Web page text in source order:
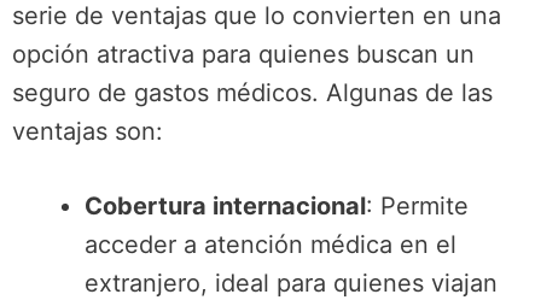
serie de ventajas que lo convierten en una
opción atractiva para quienes buscan un
seguro de gastos médicos. Algunas de las
ventajas son:
Cobertura internacional: Permite
acceder a atención médica en el
extranjero, ideal para quienes viajan